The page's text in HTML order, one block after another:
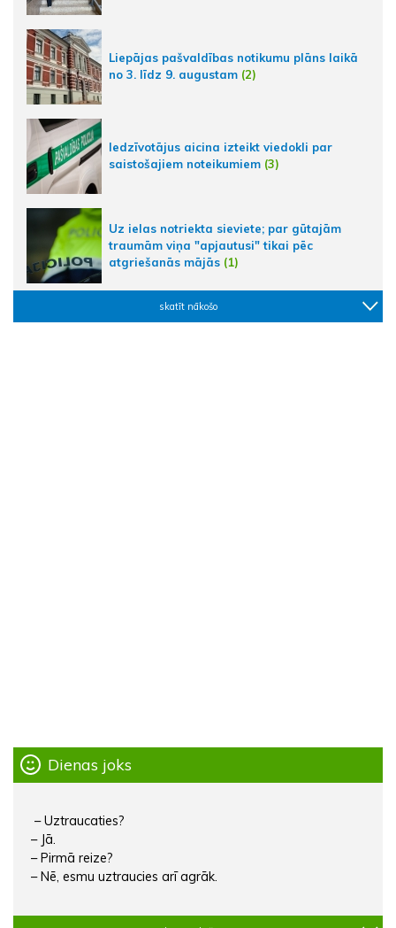
Liepājas pašvaldības notikumu plāns laikā
no 3. līdz 9. augustam (2)
Iedzīvotājus aicina izteikt viedokli par
saistošajiem noteikumiem (3)
Uz ielas notriekta sieviete; par gūtajām
traumām viņa "apjautusi" tikai pēc
atgriešanās mājās (1)
skatīt nākošo
Dienas joks
– Uztraucaties?
– Jā.
– Pirmā reize?
– Nē, esmu uztraucies arī agrāk.